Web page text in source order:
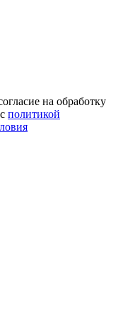
на обработку
политикой